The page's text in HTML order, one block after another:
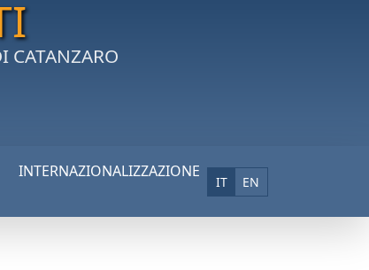
CATANZARO
INTERNAZIONALIZZAZIONE
IT EN